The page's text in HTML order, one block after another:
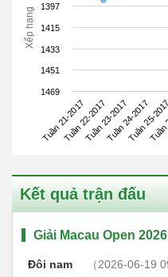
Xếp hạng
Tuần 21-2017
Tuần 22-2017Tuần 23-2017Tuần 24-2017
Tuần 25-
1397
1415
1433
1451
1469
Kết quả trận đấu
Giải Macau Open 2026
Đôi nam （2026-06-19